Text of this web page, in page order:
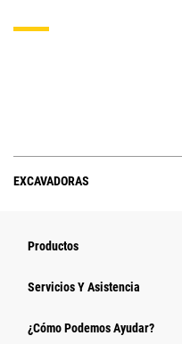
EXCAVADORAS
Productos
Servicios Y Asistencia
¿Cómo Podemos Ayudar?